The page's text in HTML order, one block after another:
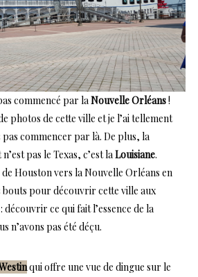
commencé par laNouvelle Orléans!
photos de cette ville et je l’ai tellement
pas commencer par là. De plus, la
pas le Texas, c’est laLouisiane.
Houston vers la Nouvelle Orléans en
bouts pour découvrir cette ville aux
découvrir ce qui fait l’essence de la
n’avons pas été déçu.
qui offre une vue de dingue sur le